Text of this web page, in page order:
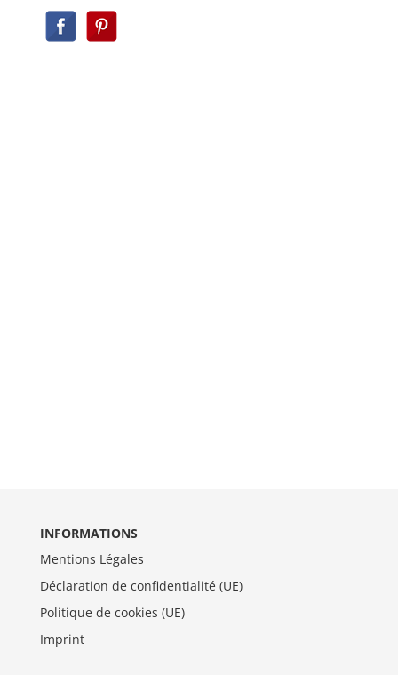
INFORMATIONS
Mentions Légales
Déclaration de confidentialité (UE)
Politique de cookies (UE)
Imprint